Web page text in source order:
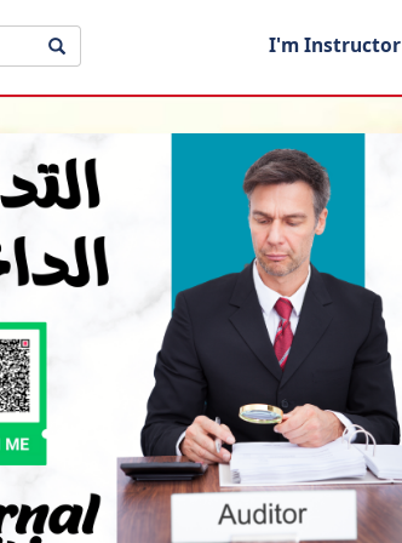
I'm Instructor